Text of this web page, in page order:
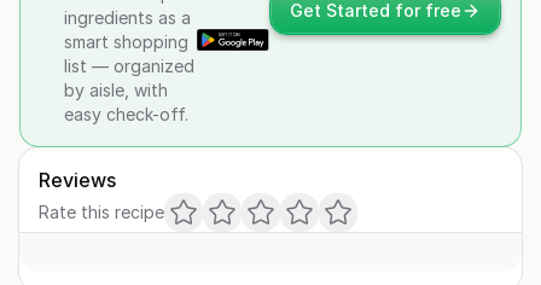
ingredients as a
smart shopping
list — organized
by aisle, with
easy check-off.
Get Started for free
Reviews
Rate this recipe